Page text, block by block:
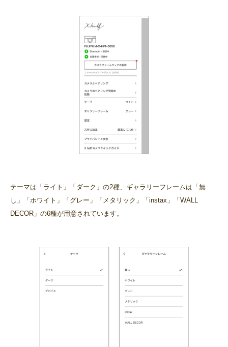
テーマは「ライト」「ダーク」の2種、ギャラリーフレームは「無
し」「ホワイト」「グレー」「メタリック」「instax」「WALL
DECOR」の6種が用意されています。